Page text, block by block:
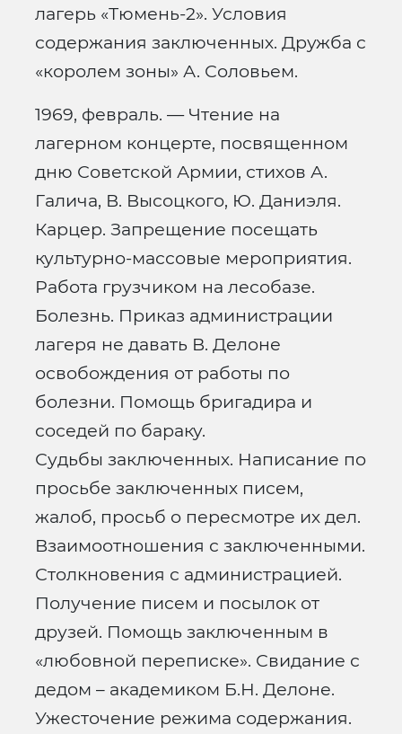
лагерь «Тюмень-2». Условия
содержания заключенных. Дружба с
«королем зоны» А. Соловьем.
1969, февраль. — Чтение на
лагерном концерте, посвященном
дню Советской Армии, стихов А.
Галича, В. Высоцкого, Ю. Даниэля.
Карцер. Запрещение посещать
культурно-массовые мероприятия.
Работа грузчиком на лесобазе.
Болезнь. Приказ администрации
лагеря не давать В. Делоне
освобождения от работы по
болезни. Помощь бригадира и
соседей по бараку.
Судьбы заключенных. Написание по
просьбе заключенных писем,
жалоб, просьб о пересмотре их дел.
Взаимоотношения с заключенными.
Столкновения с администрацией.
Получение писем и посылок от
друзей. Помощь заключенным в
«любовной переписке». Свидание с
дедом – академиком Б.Н. Делоне.
Ужесточение режима содержания.